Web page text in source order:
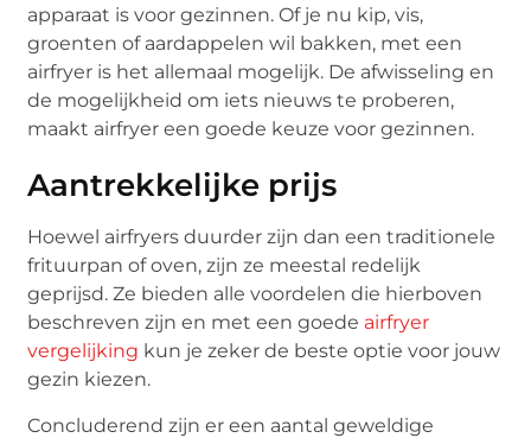
apparaat is voor gezinnen. Of je nu kip, vis,
groenten of aardappelen wil bakken, met een
airfryer is het allemaal mogelijk. De afwisseling en
de mogelijkheid om iets nieuws te proberen,
maakt airfryer een goede keuze voor gezinnen.
Aantrekkelijke prijs
Hoewel airfryers duurder zijn dan een traditionele
frituurpan of oven, zijn ze meestal redelijk
geprijsd. Ze bieden alle voordelen die hierboven
beschreven zijn en met een goede airfryer
vergelijking kun je zeker de beste optie voor jouw
gezin kiezen.
Concluderend zijn er een aantal geweldige